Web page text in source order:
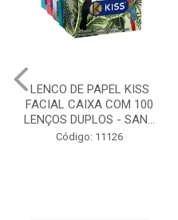
LENCO DE PAPEL KISS
FACIAL CAIXA COM 100
LENÇOS DUPLOS - SAN...
Código: 11126